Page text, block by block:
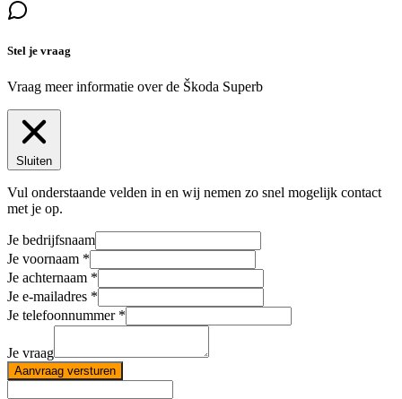
Stel je vraag
Vraag meer informatie over de Škoda Superb
Sluiten
Vul onderstaande velden in en wij nemen zo snel mogelijk contact
met je op.
Je bedrijfsnaam
Je voornaam
Je achternaam
Je e-mailadres
Je telefoonnummer
Je vraag
Aanvraag versturen